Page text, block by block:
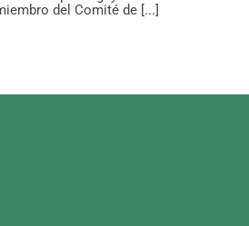
del Comité de [...]